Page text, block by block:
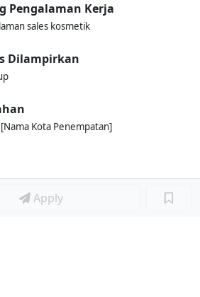
Pengalaman Kerja
sales kosmetik
Dilampirkan
Kota Penempatan]
Apply